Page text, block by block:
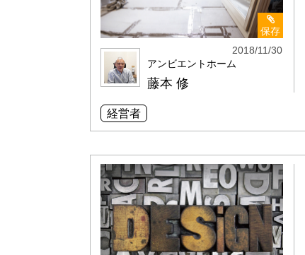
保存
2018/11/30
アンビエントホーム
藤本 修
経営者